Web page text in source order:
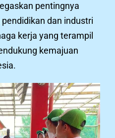
pentingnya
dan industri
kerja yang terampil
kemajuan